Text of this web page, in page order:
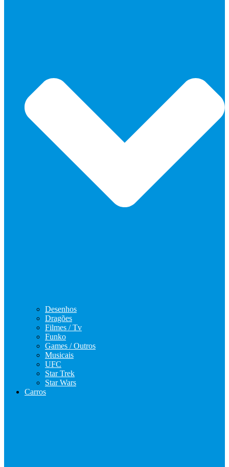
Desenhos
Dragões
Filmes / Tv
Funko
Games / Outros
Musicais
UFC
Star Trek
Star Wars
Carros